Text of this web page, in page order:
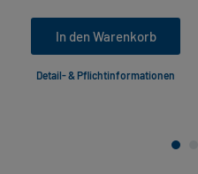
In den Warenkorb
Detail- & Pflichtinformationen